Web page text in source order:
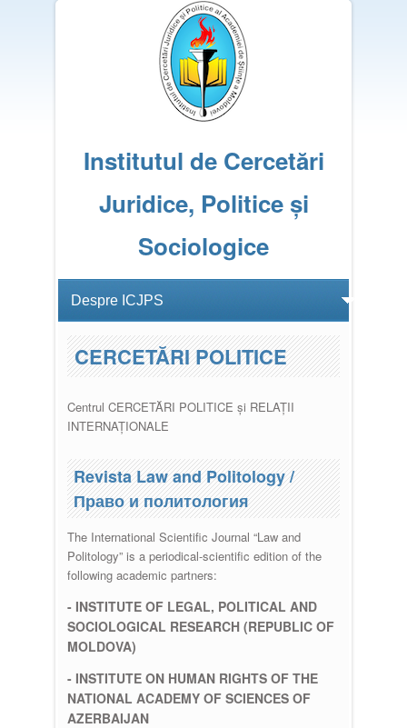
Institutul de Cercetări
Juridice, Politice și
Sociologice
CERCETĂRI POLITICE
Centrul CERCETĂRI POLITICE și RELAȚII
INTERNAȚIONALE
Revista Law and Politology /
Право и политология
The International Scientific Journal “Law and
Politology” is a periodical-scientific edition of the
following academic partners:
- INSTITUTE OF LEGAL, POLITICAL AND
SOCIOLOGICAL RESEARCH (REPUBLIC OF
MOLDOVA)
- INSTITUTE ON HUMAN RIGHTS OF THE
NATIONAL ACADEMY OF SCIENCES OF
AZERBAIJAN